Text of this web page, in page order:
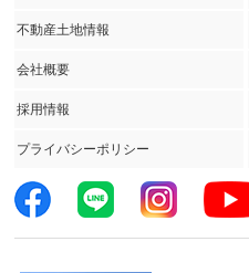
不動産土地情報
会社概要
採用情報
プライバシーポリシー